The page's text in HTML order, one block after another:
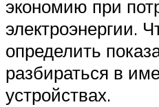
экономию при
электроэнергии.
определить
разбираться в
устройствах.